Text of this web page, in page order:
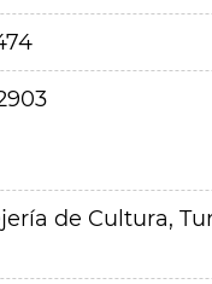
de Cultura,